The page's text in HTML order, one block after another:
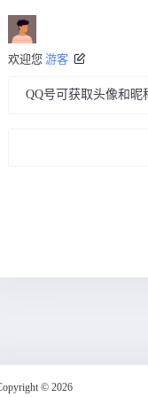
欢迎您 游客
© 2026